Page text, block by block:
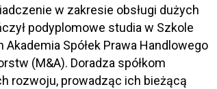
w zakresie obsługi dużych
podyplomowe studia w Szkole
Spółek Prawa Handlowego
(M&A). Doradza spółkom
rozwoju, prowadząc ich bieżącą